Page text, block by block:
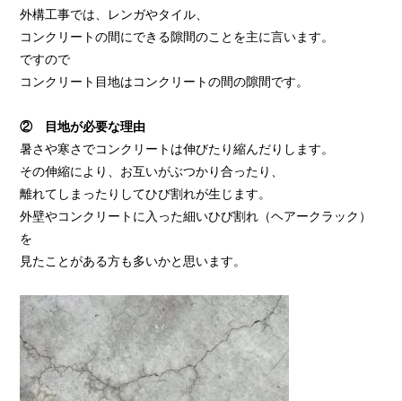
外構工事では、レンガやタイル、
コンクリートの間にできる隙間のことを主に言います。
ですので
コンクリート目地はコンクリートの間の隙間です。
② 目地が必要な理由
暑さや寒さでコンクリートは伸びたり縮んだりします。
その伸縮により、お互いがぶつかり合ったり、
離れてしまったりしてひび割れが生じます。
外壁やコンクリートに入った細いひび割れ（ヘアークラック）
を
見たことがある方も多いかと思います。